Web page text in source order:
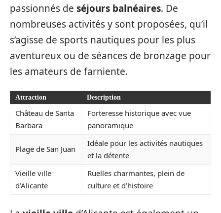
passionnés de séjours balnéaires. De
nombreuses activités y sont proposées, qu’il
s’agisse de sports nautiques pour les plus
aventureux ou de séances de bronzage pour
les amateurs de farniente.
Attraction Description
Château de Santa
Barbara
Forteresse historique avec vue
panoramique
Plage de San Juan
Idéale pour les activités nautiques
et la détente
Vieille ville
d’Alicante
Ruelles charmantes, plein de
culture et d’histoire